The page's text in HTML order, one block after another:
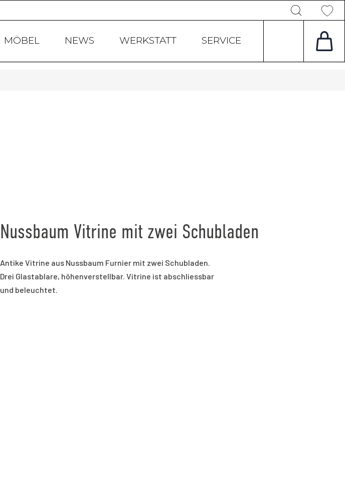
MÖBEL NEWS WERKSTATT SERVICE
Products
Nussbaum Vitrine mit zwei Schubladen
Antike Vitrine aus Nussbaum Furnier mit zwei Schubladen.
Drei Glastablare, höhenverstellbar. Vitrine ist abschliessbar
und beleuchtet.